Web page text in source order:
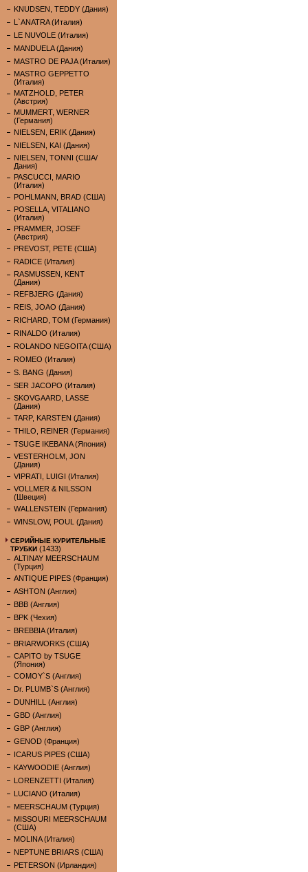
KNUDSEN, TEDDY (Дания)
L`ANATRA (Италия)
LE NUVOLE (Италия)
MANDUELA (Дания)
MASTRO DE PAJA (Италия)
MASTRO GEPPETTO
(Италия)
MATZHOLD, PETER
(Австрия)
MUMMERT, WERNER
(Германия)
NIELSEN, ERIK (Дания)
NIELSEN, KAI (Дания)
NIELSEN, TONNI (США/
Дания)
PASCUCCI, MARIO
(Италия)
POHLMANN, BRAD (США)
POSELLA, VITALIANO
(Италия)
PRAMMER, JOSEF
(Австрия)
PREVOST, PETE (США)
RADICE (Италия)
RASMUSSEN, KENT
(Дания)
REFBJERG (Дания)
REIS, JOAO (Дания)
RICHARD, TOM (Германия)
RINALDO (Италия)
ROLANDO NEGOITA (США)
ROMEO (Италия)
S. BANG (Дания)
SER JACOPO (Италия)
SKOVGAARD, LASSE
(Дания)
TARP, KARSTEN (Дания)
THILO, REINER (Германия)
TSUGE IKEBANA (Япония)
VESTERHOLM, JON
(Дания)
VIPRATI, LUIGI (Италия)
VOLLMER & NILSSON
(Швеция)
WALLENSTEIN (Германия)
WINSLOW, POUL (Дания)
СЕРИЙНЫЕ КУРИТЕЛЬНЫЕ
ТРУБКИ (1433)
ALTINAY MEERSCHAUM
(Турция)
ANTIQUE PIPES (Франция)
ASHTON (Англия)
BBB (Англия)
BPK (Чехия)
BREBBIA (Италия)
BRIARWORKS (США)
CAPITO by TSUGE
(Япония)
COMOY`S (Англия)
Dr. PLUMB`S (Англия)
DUNHILL (Англия)
GBD (Англия)
GBP (Англия)
GENOD (Франция)
ICARUS PIPES (США)
KAYWOODIE (Англия)
LORENZETTI (Италия)
LUCIANO (Италия)
MEERSCHAUM (Турция)
MISSOURI MEERSCHAUM
(США)
MOLINA (Италия)
NEPTUNE BRIARS (США)
PETERSON (Ирландия)